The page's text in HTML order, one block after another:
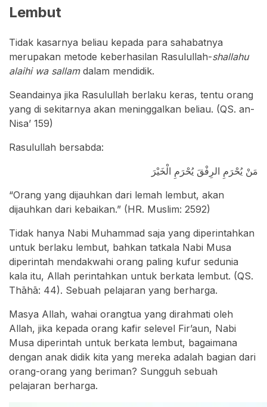
Lembut
Tidak kasarnya beliau kepada para sahabatnya
merupakan metode keberhasilan Rasulullah-shallahu
alaihi wa sallamdalam mendidik.
Seandainya jika Rasulullah berlaku keras, tentu orang
yang di sekitarnya akan meninggalkan beliau. (QS. an-
Nisa’ 159)
Rasulullah bersabda:
مَنْ يُحْرَمِ الرِفْقَ يُحْرَمِ الْخَيْرَ
“Orang yang dijauhkan dari lemah lembut, akan
dijauhkan dari kebaikan.” (HR. Muslim: 2592)
Tidak hanya Nabi Muhammad saja yang diperintahkan
untuk berlaku lembut, bahkan tatkala Nabi Musa
diperintah mendakwahi orang paling kufur sedunia
kala itu, Allah perintahkan untuk berkata lembut. (QS.
Thāhā: 44). Sebuah pelajaran yang berharga.
Masya Allah, wahai orangtua yang dirahmati oleh
Allah, jika kepada orang kafir selevel Fir’aun, Nabi
Musa diperintah untuk berkata lembut, bagaimana
dengan anak didik kita yang mereka adalah bagian dari
orang-orang yang beriman? Sungguh sebuah
pelajaran berharga.